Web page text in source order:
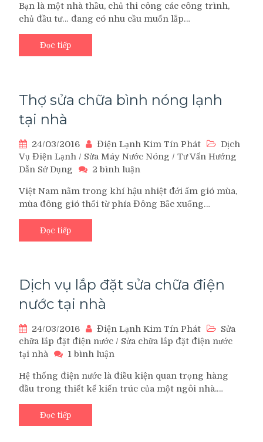
vụ
thi
điện
nước
Bạn là một nhà thầu, chủ thi công các công trình,
chủ đầu tư… đang có nhu cầu muốn lắp…
Đọc tiếp
Thợ sửa chữa bình nóng lạnh
tại nhà
24/03/2016 Điện Lạnh Kim Tín Phát
Dịch
Vụ Điện Lạnh / Sửa Máy Nước Nóng / Tư Vấn Hướng
Dẫn Sử Dụng
2 bình luận
sửa
chữa
Việt Nam nằm trong khí hậu nhiệt đới ẩm gió mùa,
mùa đông gió thổi từ phía Đông Bắc xuống…
Đọc tiếp
Dịch vụ lắp đặt sửa chữa điện
nước tại nhà
24/03/2016 Điện Lạnh Kim Tín Phát
Sửa
chữa lắp đặt điện nước / Sửa chữa lắp đặt điện nước
tại nhà
1 bình luận
vụ
lắp
Hệ thống điện nước là điều kiện quan trọng hàng
đầu trong thiết kế kiến trúc của một ngôi nhà.…
Đọc tiếp